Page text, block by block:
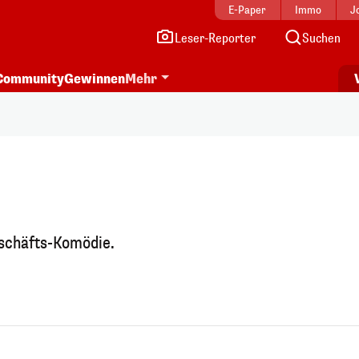
E-Paper Immo
Leser-Reporter Suchen
GewinnenMehr
Komödie.